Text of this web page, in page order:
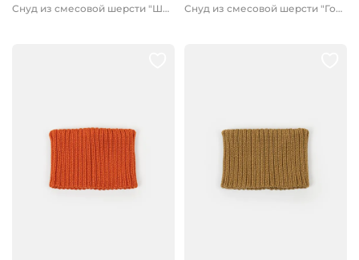
Снуд из смесовой шерсти "Шалфей" вертикальная вязка Снуд из смесовой шерсти "Горчица" вертикальная вязка